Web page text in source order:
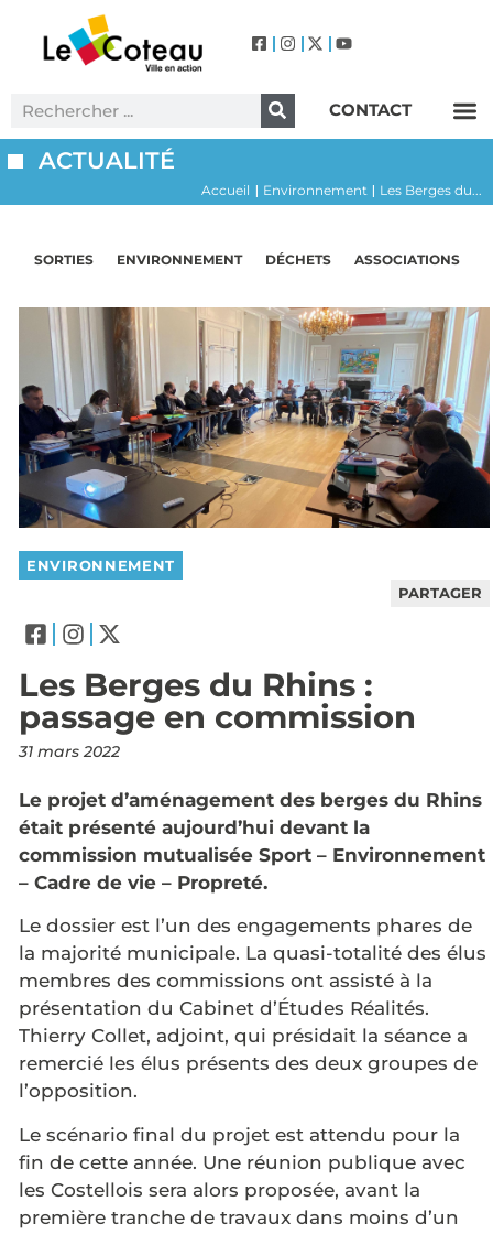
CONTACT
ACTUALITÉ
Accueil | Environnement | Les Berges du...
SORTIES ENVIRONNEMENT DÉCHETS ASSOCIATIONS
ENVIRONNEMENT
PARTAGER
Les Berges du Rhins :
passage en commission
31 mars 2022
Le projet d’aménagement des berges du Rhins
était présenté aujourd’hui devant la
commission mutualisée Sport – Environnement
– Cadre de vie – Propreté.
Le dossier est l’un des engagements phares de
la majorité municipale. La quasi-totalité des élus
membres des commissions ont assisté à la
présentation du Cabinet d’Études Réalités.
Thierry Collet, adjoint, qui présidait la séance a
remercié les élus présents des deux groupes de
l’opposition.
Le scénario final du projet est attendu pour la
fin de cette année. Une réunion publique avec
les Costellois sera alors proposée, avant la
première tranche de travaux dans moins d’un